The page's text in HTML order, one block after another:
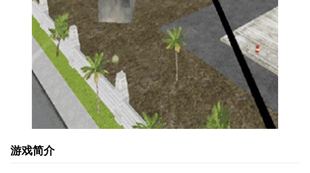
游戏简介